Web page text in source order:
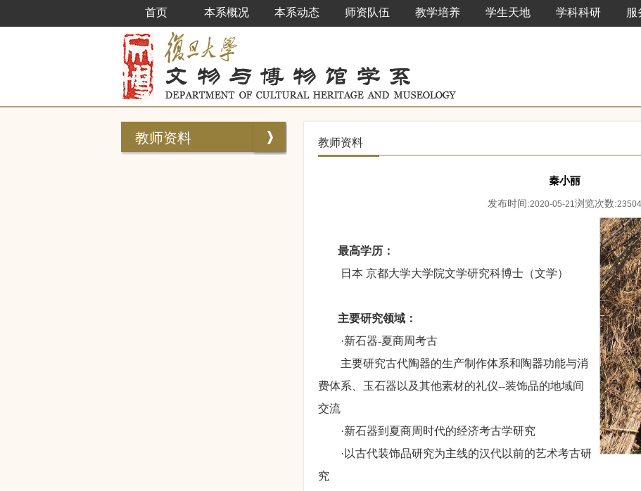
首页 本系概况 本系动态 师资队伍 教学培养 学生天地 学科科研 服
教师资料 教师资料
秦小丽
发布时间:2020-05-21浏览次数:23504
最高学历：
日本 京都大学大学院文学研究科博士（文学）
主要研究领域：
·新石器-夏商周考古
主要研究古代陶器的生产制作体系和陶器功能与消
费体系、玉石器以及其他素材的礼仪--装饰品的地域间
交流
·新石器到夏商周时代的经济考古学研究
·以古代装饰品研究为主线的汉代以前的艺术考古研
究